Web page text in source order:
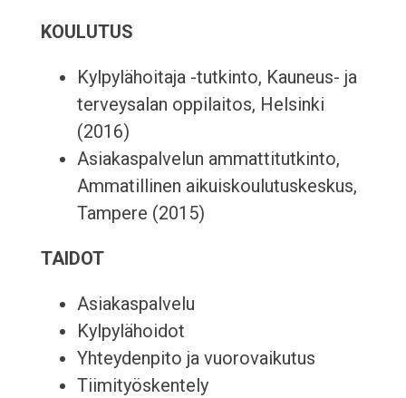
KOULUTUS
Kylpylähoitaja -tutkinto, Kauneus- ja
terveysalan oppilaitos, Helsinki
(2016)
Asiakaspalvelun ammattitutkinto,
Ammatillinen aikuiskoulutuskeskus,
Tampere (2015)
TAIDOT
Asiakaspalvelu
Kylpylähoidot
Yhteydenpito ja vuorovaikutus
Tiimityöskentely